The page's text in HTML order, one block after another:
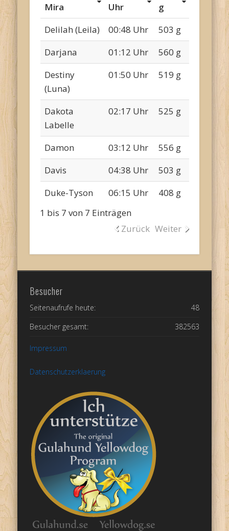
Mira
Uhr
g
Delilah (Leila)
00:48 Uhr
503 g
Darjana
01:12 Uhr
560 g
Destiny
(Luna)
01:50 Uhr 519 g
Dakota
Labelle
02:17 Uhr 525 g
Damon 03:12 Uhr
556 g
Davis
04:38 Uhr
503 g
Duke-Tyson
06:15 Uhr
408 g
1 bis 7 von 7 Einträgen
Zurück Weiter
Besucher
48
Seitenaufrufe heute:
382563
Besucher gesamt:
Impressum
Datenschutzerklaerung